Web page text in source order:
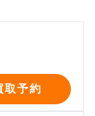
取予約